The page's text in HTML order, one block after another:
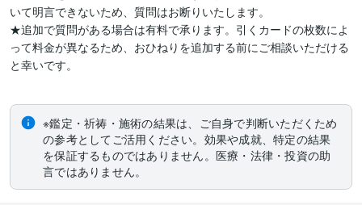
いて明言できないため、質問はお断りいたします。
★追加で質問がある場合は有料で承ります。引くカードの枚数によ
って料金が異なるため、おひねりを追加する前にご相談いただける
と幸いです。
※鑑定・祈祷・施術の結果は、ご自身で判断いただくため
の参考としてご活用ください。効果や成就、特定の結果
を保証するものではありません。医療・法律・投資の助
言ではありません。